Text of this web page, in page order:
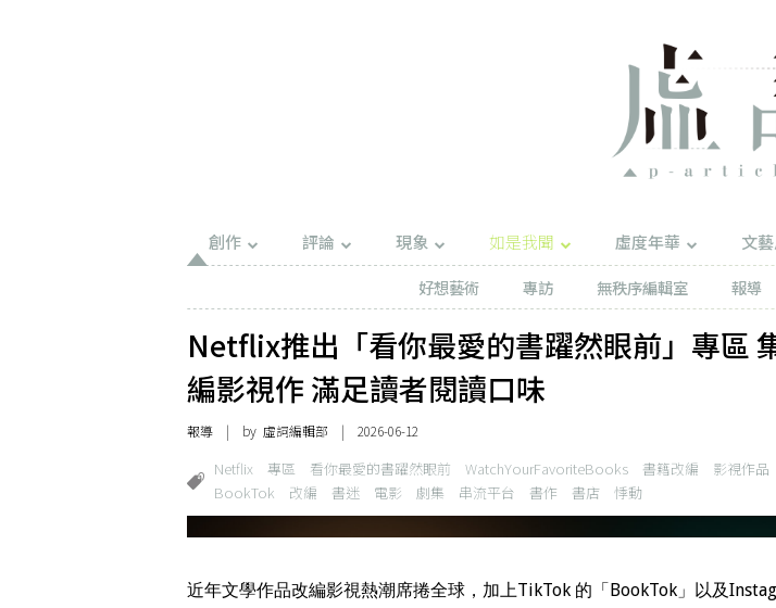
創作 評論 現象 如是我聞 虛度年華 文
好想藝術
專訪 無秩序編輯室 報導
Netflix推出「看你最愛的書躍然眼前」專區
編影視作 滿足讀者閱讀口味
報導 | by 虛詞編輯部 | 2026-06-12
Netflix 專區 看你最愛的書躍然眼前 WatchYourFavoriteBooks 書籍改編 影視作品
BookTok
改編 書迷 電影 劇集 串流平台 書作 書店 悸動
近年文學作品改編影視熱潮席捲全球，加上TikTok 的「BookTok」以及